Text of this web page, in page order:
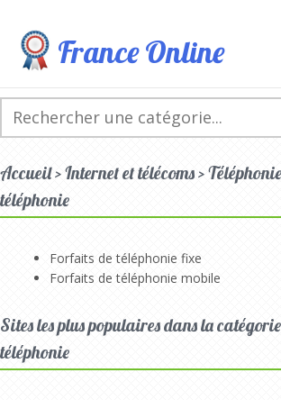
France Online
Accueil > Internet et télécoms >
téléphonie
Forfaits de téléphonie fixe
Forfaits de téléphonie mobile
Sites les plus populaires dans la
téléphonie